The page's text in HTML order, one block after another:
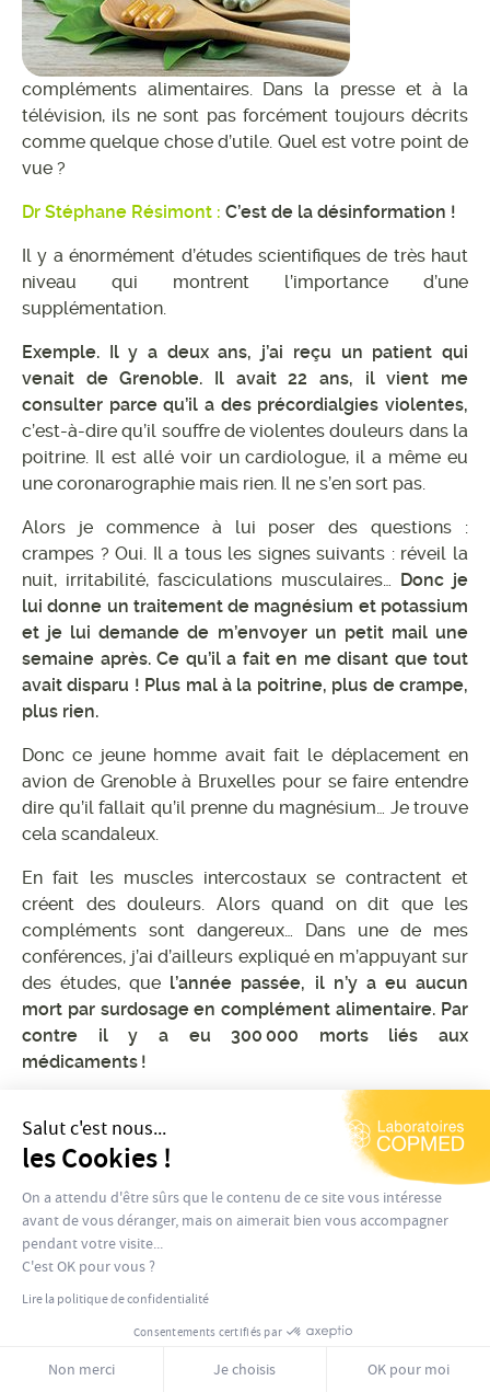
Salut c'est nous...
les Cookies !
On a attendu d'être sûrs que le contenu de ce site vous intéresse
avant de vous déranger, mais on aimerait bien vous accompagner
pendant votre visite...
C'est OK pour vous ?
Lire la politique de confidentialité
Consentements certifiés par
Non merci Je choisis OK pour moi
compléments alimentaires. Dans la presse et à la
télévision, ils ne sont pas forcément toujours décrits
comme quelque chose d’utile. Quel est votre point de
vue ?
Dr Stéphane Résimont : C’est de la désinformation !
Il y a énormément d’études scientifiques de très haut
niveau qui montrent l’importance d’une
supplémentation.
Exemple. Il y a deux ans, j’ai reçu un patient qui
venait de Grenoble. Il avait 22 ans, il vient me
consulter parce qu’il a des précordialgies violentes,
c’est-à-dire qu’il souffre de violentes douleurs dans la
poitrine. Il est allé voir un cardiologue, il a même eu
une coronarographie mais rien. Il ne s’en sort pas.
Alors je commence à lui poser des questions :
crampes ? Oui. Il a tous les signes suivants : réveil la
nuit, irritabilité, fasciculations musculaires… Donc je
lui donne un traitement de magnésium et potassium
et je lui demande de m’envoyer un petit mail une
semaine après. Ce qu’il a fait en me disant que tout
avait disparu ! Plus mal à la poitrine, plus de crampe,
plus rien.
Donc ce jeune homme avait fait le déplacement en
avion de Grenoble à Bruxelles pour se faire entendre
dire qu’il fallait qu’il prenne du magnésium… Je trouve
cela scandaleux.
En fait les muscles intercostaux se contractent et
créent des douleurs. Alors quand on dit que les
compléments sont dangereux… Dans une de mes
conférences, j’ai d’ailleurs expliqué en m’appuyant sur
des études, que l’année passée, il n’y a eu aucun
mort par surdosage en complément alimentaire. Par
contre il y a eu 300 000 morts liés aux
médicaments !
D’ailleurs en parlant de dosage, on
peut rebondir sur la vitamine D et les apports
recommandés ?
Dr Stéphane Résimont :En Belgique, c’est 800 unités
internationales recommandées (UI) par jour. En
France, les apports recommandés sont de 600 UI.
En réalité, il faudrait pour un adulte de plus de 50 kg,
en moyenne entre 6 000 et 10 000 UI par jour pour